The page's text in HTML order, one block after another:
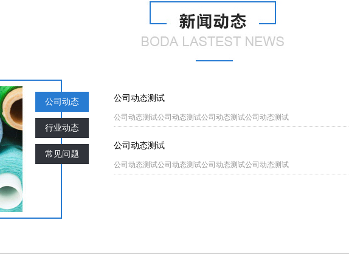
公司动态
行业动态
常见问题
公司动态测试
公司动态测试公司动态测试公司动态测试公司动态测试
公司动态测试
公司动态测试公司动态测试公司动态测试公司动态测试